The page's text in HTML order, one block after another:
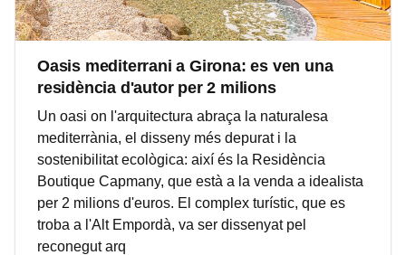
Oasis mediterrani a Girona: es ven una
residència d'autor per 2 milions
Un oasi on l'arquitectura abraça la naturalesa
mediterrània, el disseny més depurat i la
sostenibilitat ecològica: així és la Residència
Boutique Capmany, que està a la venda a idealista
per 2 milions d'euros. El complex turístic, que es
troba a l'Alt Empordà, va ser dissenyat pel
reconegut arq